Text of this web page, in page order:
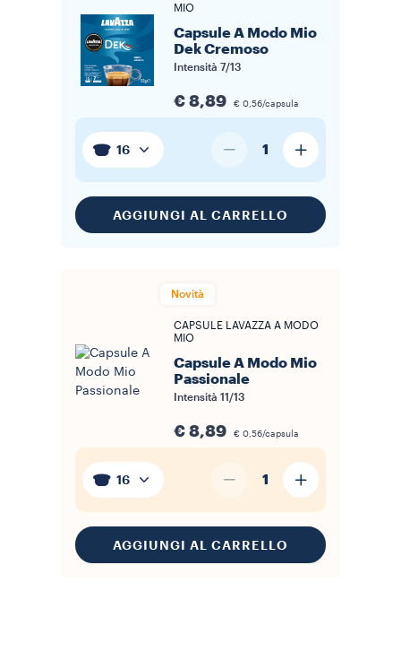
MIO
Capsule A Modo Mio
Dek Cremoso
Intensità 7/13
€ 8,89 € 0,56/capsula
16 1
AGGIUNGI AL CARRELLO
Novità
CAPSULE LAVAZZA A MODO
MIO
Capsule A Modo Mio
Passionale
Intensità 11/13
€ 8,89 € 0,56/capsula
16 1
AGGIUNGI AL CARRELLO